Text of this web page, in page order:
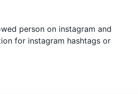
person on instagram and
for instagram hashtags or